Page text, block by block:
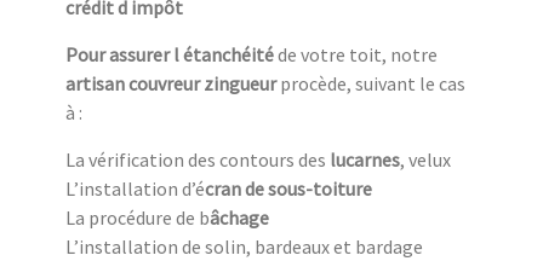
crédit d impôt
Pour assurer l étanchéitéde votre toit, notre
artisan couvreur zingueurprocède, suivant le cas
à :
La vérification des contours des lucarnes, velux
L’installation d’écran de sous-toiture
La procédure de bâchage
L’installation de solin, bardeaux et bardage